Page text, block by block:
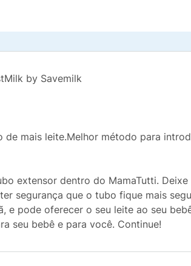
by Savemilk
de mais leite.Melhor método para
extensor dentro do MamaTutti.
segurança que o tubo fique mais
e pode oferecer o seu leite ao seu
seu bebê e para você. Continue!